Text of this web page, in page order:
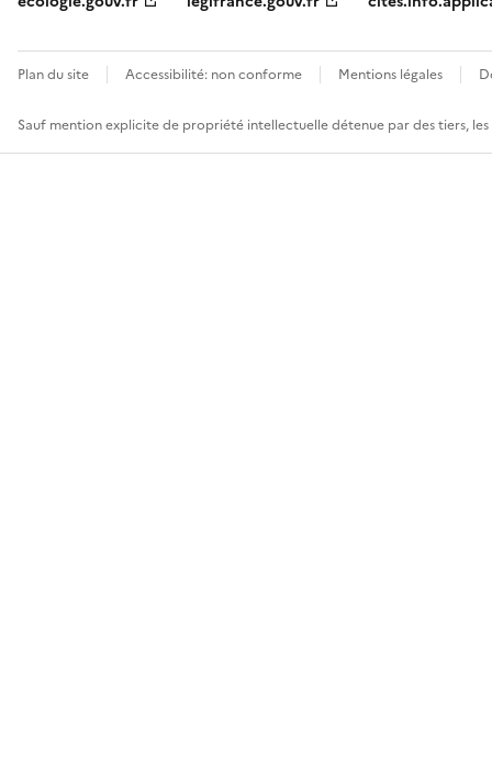
Plan du site Accessibilité: non conforme Mentions légales
Sauf mention explicite de propriété intellectuelle détenue par des tiers,